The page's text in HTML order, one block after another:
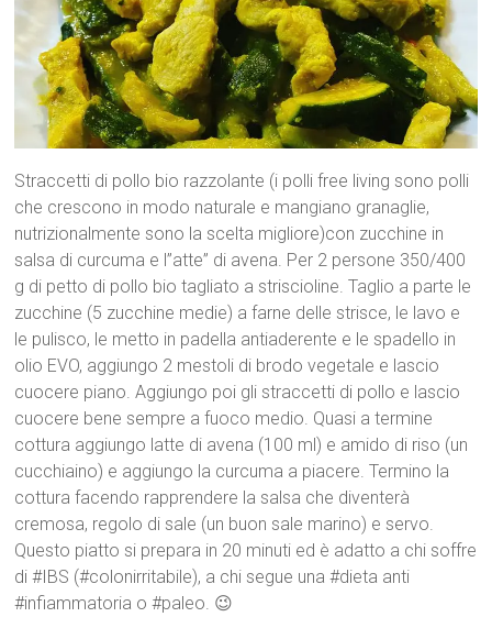
Straccetti di pollo bio razzolante (i polli free living sono polli
che crescono in modo naturale e mangiano granaglie,
nutrizionalmente sono la scelta migliore)con zucchine in
salsa di curcuma e l”atte” di avena. Per 2 persone 350/400
g di petto di pollo bio tagliato a striscioline. Taglio a parte le
zucchine (5 zucchine medie) a farne delle strisce, le lavo e
le pulisco, le metto in padella antiaderente e le spadello in
olio EVO, aggiungo 2 mestoli di brodo vegetale e lascio
cuocere piano. Aggiungo poi gli straccetti di pollo e lascio
cuocere bene sempre a fuoco medio. Quasi a termine
cottura aggiungo latte di avena (100 ml) e amido di riso (un
cucchiaino) e aggiungo la curcuma a piacere. Termino la
cottura facendo rapprendere la salsa che diventerà
cremosa, regolo di sale (un buon sale marino) e servo.
Questo piatto si prepara in 20 minuti ed è adatto a chi soffre
di #IBS (#colonirritabile), a chi segue una #dieta anti
#infiammatoria o #paleo. 😉